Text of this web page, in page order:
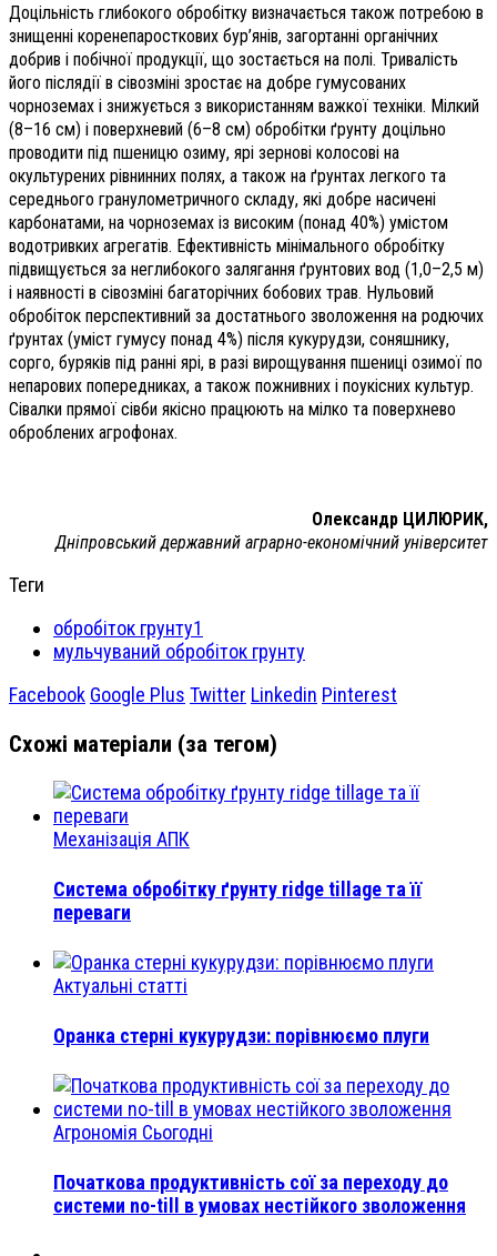
Доцільність глибокого обробітку визначається також потребою в
знищенні коренепаросткових бур’янів, загортанні органічних
добрив і побічної продукції, що зостається на полі. Тривалість
його післядії в сівозміні зростає на добре гумусованих
чорноземах і знижується з використанням важкої техніки. Мілкий
(8–16 см) і поверхневий (6–8 см) обробітки ґрунту доцільно
проводити під пшеницю озиму, ярі зернові колосові на
окультурених рівнинних полях, а також на ґрунтах легкого та
середнього гранулометричного складу, які добре насичені
карбонатами, на чорноземах із високим (понад 40%) умістом
водотривких агрегатів. Ефективність мінімального обробітку
підвищується за неглибокого залягання ґрунтових вод (1,0–2,5 м)
і наявності в сівозміні багаторічних бобових трав. Нульовий
обробіток перспективний за достатнього зволоження на родючих
ґрунтах (уміст гумусу понад 4%) після кукурудзи, соняшнику,
сорго, буряків під ранні ярі, в разі вирощування пшениці озимої по
непарових попередниках, а також пожнивних і поукісних культур.
Сівалки прямої сівби якісно працюють на мілко та поверхнево
оброблених агрофонах.
Олександр ЦИЛЮРИК,
Дніпровський державний аграрно-економічний університет
Теги
обробіток грунту1
мульчуваний обробіток грунту
Facebook Google Plus Twitter Linkedin Pinterest
Схожі матеріали (за тегом)
Механізація АПК
Система обробітку ґрунту ridge tillage та її
переваги
Актуальні статті
Оранка стерні кукурудзи: порівнюємо плуги
Агрономія Сьогодні
Початкова продуктивність сої за переходу до
системи no-till в умовах нестійкого зволоження